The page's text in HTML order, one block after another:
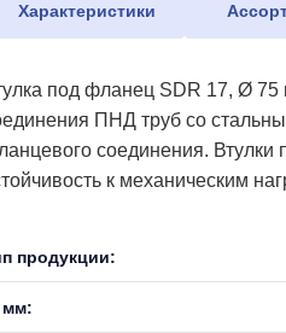
Характеристики
под фланец SDR 17, Ø 75
ПНД труб со
соединения. Втулки
к механическим
продукции:
мм: